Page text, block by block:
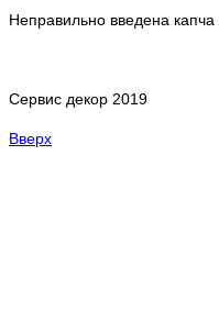
Неправильно введена капча
Сервис декор 2019
Вверх